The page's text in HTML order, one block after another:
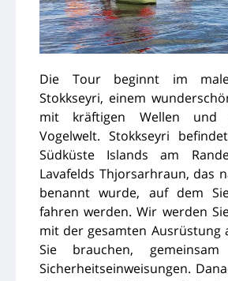
Die Tour beginnt im
Stokkseyri, einem
mit kräftigen Wellen und
Vogelwelt. Stokkseyri
Südküste Islands am
Lavafelds Thjorsarhraun, das
benannt wurde, auf dem
fahren werden. Wir werden
mit der gesamten Ausrüstung
Sie brauchen,
Sicherheitseinweisungen.